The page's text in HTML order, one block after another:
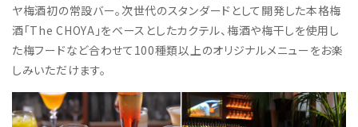
ヤ梅酒初の常設バー。次世代のスタンダードとして開発した本格梅
酒「The CHOYA」をベースとしたカクテル、梅酒や梅干しを使用し
た梅フードなど合わせて100種類以上のオリジナルメニューをお楽
しみいただけます。